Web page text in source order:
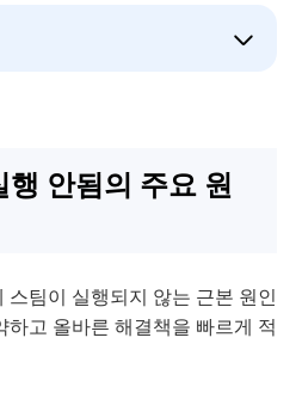
안됨의 주요 원
팀이 실행되지 않는 근본 원인
고 올바른 해결책을 빠르게 적